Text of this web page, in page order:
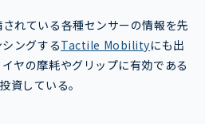
れている各種センサーの情報を先
ングするTactile Mobilityにも出
ヤの摩耗やグリップに有効である
資している。